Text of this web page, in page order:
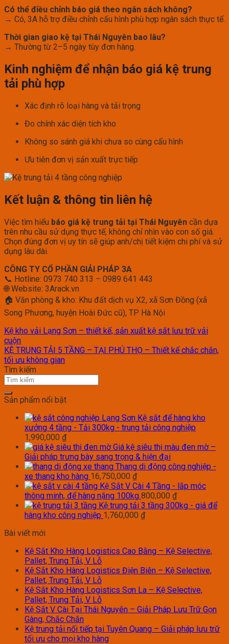
Có thể điều chỉnh báo giá theo ngân sách không?
→ Có, 3A hỗ trợ điều chỉnh cấu hình phù hợp ngân sách thực tế.
Thời gian giao kệ tại Thái Nguyên bao lâu?
→ Thường từ 2–5 ngày tùy đơn hàng.
Kinh nghiệm để nhận báo giá kệ trung
tải phù hợp
Xác định rõ loại hàng và tải trọng
Đo chính xác diện tích kho
Không so sánh giá khi chưa so cùng cấu hình
Ưu tiên đơn vị sản xuất trực tiếp
Kết luận & thông tin liên hệ
Việc tìm hiểu báo giá kệ trung tải tại Thái Nguyên cần dựa
trên nhu cầu sử dụng thực tế, không chỉ nhìn vào con số giá.
Chọn đúng đơn vị uy tín sẽ giúp anh/chị tiết kiệm chi phí và sử
dụng lâu dài.
CÔNG TY CỔ PHẦN GIẢI PHÁP 3A
📞 Hotline: 0973 740 313 – 0989 641 443
🌐 Website: 3Arack.vn
🏠 Văn phòng & kho: Khu đất dịch vụ X2, xã Sơn Đồng (xã
Song Phương, huyện Hoài Đức cũ), TP Hà Nội
Kệ kho vải Lạng Sơn – thiết kế, sản xuất kệ sắt lưu trữ vải
cuộn
KỆ TRUNG TẢI 5 TẦNG – TẠI PHÚ THỌ – Thiết kế chắc chắn,
tối ưu không gian
Tìm kiếm
Sản phẩm nổi bật
Kệ sắt để hàng kho
xưởng 4 tầng - Tải 300kg - trung tải công nghiệp
1,990,000 ₫
Giá kệ siêu thị màu đen mờ –
Giải pháp trưng bày sang trọng & hiện đại
Thang di động công nghiệp -
xe thang kho hàng 16,750,000 ₫
Kệ Sắt V Cài 4 Tầng - lắp móc
thông minh, để hàng nặng 100kg 800,000 ₫
Kệ trung tải 3 tầng 300kg - giá để
hàng kho công nghiệp 1,760,000 ₫
Bài viết mới
Kệ Sắt Kho Hàng Logistics Cao Bằng – Kệ Selective,
Pallet, Trung Tải, V Lỗ
Kệ Sắt Kho Hàng Logistics Điện Biên – Kệ Selective,
Pallet, Trung Tải, V Lỗ
Kệ Sắt Kho Hàng Logistics Sơn La – Kệ Selective,
Pallet, Trung Tải, V Lỗ
Kệ Sắt V Cài Tại Thái Nguyên – Giải Pháp Lưu Trữ Gọn
Gàng, Chắc Chắn
Kệ trung tải nối tiếp tại Tuyên Quang – Giải pháp lưu trữ
tối ưu cho mọi kho hàng